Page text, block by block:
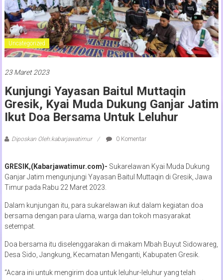
Uncategorized
23 Maret 2023
Kunjungi Yayasan Baitul Muttaqin
Gresik, Kyai Muda Dukung Ganjar Jatim
Ikut Doa Bersama Untuk Leluhur
Diposkan Oleh:kabarjawatimur 0 Komentar
GRESIK,(Kabarjawatimur.com)- Sukarelawan Kyai Muda Dukung
Ganjar Jatim mengunjungi Yayasan Baitul Muttaqin di Gresik, Jawa
Timur pada Rabu 22 Maret 2023.
Dalam kunjungan itu, para sukarelawan ikut dalam kegiatan doa
bersama dengan para ulama, warga dan tokoh masyarakat
setempat.
Doa bersama itu diselenggarakan di makam Mbah Buyut Sidowareg,
Desa Sido, Jangkung, Kecamatan Menganti, Kabupaten Gresik.
“Acara ini untuk mengirim doa untuk leluhur-leluhur yang telah